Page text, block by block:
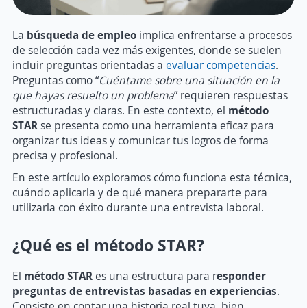
La búsqueda de empleo implica enfrentarse a procesos
de selección cada vez más exigentes, donde se suelen
incluir preguntas orientadas a evaluar competencias.
Preguntas como “Cuéntame sobre una situación en la
que hayas resuelto un problema” requieren respuestas
estructuradas y claras. En este contexto, el método
STARse presenta como una herramienta eficaz para
organizar tus ideas y comunicar tus logros de forma
precisa y profesional.
En este artículo exploramos cómo funciona esta técnica,
cuándo aplicarla y de qué manera prepararte para
utilizarla con éxito durante una entrevista laboral.
¿Qué es el método STAR?
El método STAR es una estructura para responder
preguntas de entrevistas basadas en experiencias.